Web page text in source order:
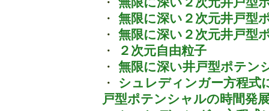
・ 無限に深い２次元井戸型
・ 無限に深い２次元井戸型
・
２次元自由粒子
・ 無限に深い井戸型ポテン
・ シュレディンガー方程式
戸型ポテンシャルの時間発